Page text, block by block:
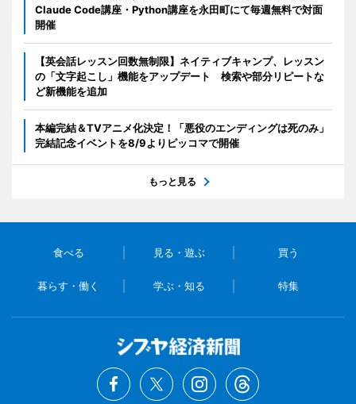
Claude Code講座・Python講座を永田町にて毎週無料で対面
開催
【英会話レッスン回数無制限】ネイティブキャンプ、レッスン
の「文字起こし」機能をアップデート 検索や部分リピートな
ど新機能を追加
本編完結＆TVアニメ化決定！「悪役のエンディングは死のみ」
完結記念イベントを8/9よりピッコマで開催
もっと見る
食べる 見る・遊ぶ 買う
暮らす・働く 学ぶ・知る 特集